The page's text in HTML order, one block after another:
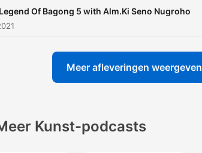
Of Bagong 5 with Alm.Ki Seno Nugroho
Meer afleveringen weergeven
Kunst-podcasts